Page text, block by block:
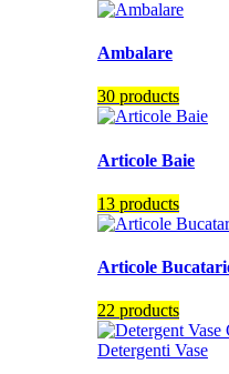
Ambalare
30 products
Articole Baie
13 products
Articole
22 products
Detergenti Vase